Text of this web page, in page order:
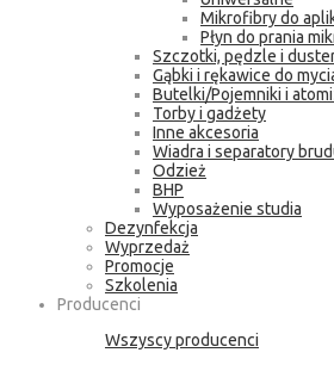
Mikrofibry do
Płyn do prania
Szczotki, pędzle i
Gąbki i rękawice do
Butelki/Pojemniki i
Torby i gadżety
Inne akcesoria
Wiadra i separatory
Odzież
BHP
Wyposażenie studia
Dezynfekcja
Wyprzedaż
Promocje
Szkolenia
Producenci
Wszyscy producenci